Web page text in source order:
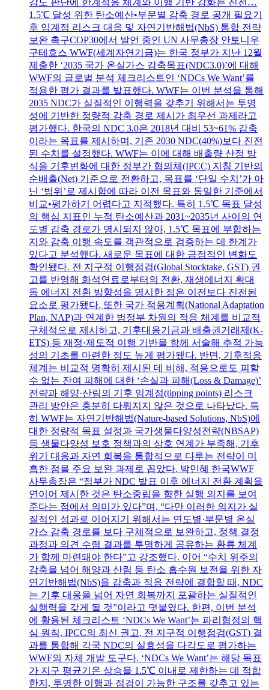
강도 판단에 한계적응 체계와 이행 기반 강화는 진전…
1.5℃ 달성 위한 탄소예산•부문별 감축 경로 공개 필요기
후 임계점 리스크 대응 및 자연기반해법(NbS) 통합 전략
보완 촉구COP30에서 발언 중인 UN 사무총장 안토니우
구테흐스 WWF(세계자연기금)는 한국 정부가 지난 12월
제출한 ‘2035 국가 온실가스 감축목표(NDC3.0)’에 대해
WWF의 글로벌 분석 체크리스트인 ‘NDCs We Want’를
적용한 평가 결과를 발표했다. WWF는 이번 분석을 통해
2035 NDC가 실질적인 이행력을 갖추기 위해서는 투명
성에 기반한 정량적 감축 경로 제시가 최우선 과제라고
평가했다. 한국의 NDC 3.0은 2018년 대비 53~61% 감축
이라는 목표를 제시하며, 기존 2030 NDC(40%)보다 진전
된 수치를 설정했다. WWF는 이에 대해 배출량 산정 방
식을 기후변화에 대한 정부간 협의체(IPCC) 지침 기반의
순배출(Net) 기준으로 전환하고, 목표를 ‘단일 수치’가 아
닌 ‘범위’로 제시함에 따라 이전 목표와 동일한 기준에서
비교•평가하기 어렵다고 지적했다. 특히 1.5℃ 목표 달성
의 핵심 지표인 누적 탄소예산과 2031~2035년 사이의 연
도별 감축 경로가 명시되지 않아, 1.5℃ 목표에 부합하는
지와 감축 이행 속도를 객관적으로 검증하는 데 한계가
있다고 분석했다. 새로운 목표에 대한 긍정적인 변화도
확인됐다. 전 지구적 이행점검(Global Stocktake, GST) 권
고를 반영해 화석연료로부터의 전환, 재생에너지 확대
등 에너지 전환 방향성을 명시한 점은 이전보다 진전된
요소로 평가됐다. 또한 국가 적응계획(National Adaptation
Plan, NAP)과 연계한 범정부 차원의 적응 체계를 비교적
구체적으로 제시하고, 기후대응기금과 배출권거래제(K-
ETS) 등 재정·제도적 이행 기반을 함께 서술해 추적 가능
성의 기초를 마련한 점도 높게 평가됐다. 반면, 기후적응
체계는 비교적 명확히 제시된 데 비해, 적응으로도 피할
수 없는 잔여 피해에 대한 ‘손실과 피해(Loss & Damage)’
전략과 해양·산림의 기후 임계점(tipping points) 리스크
관리 방안은 충분히 다뤄지지 않은 것으로 나타났다. 특
히 WWF는 자연기반해법(Nature-based Solutions, NbS)에
대한 정량적 목표 설정과 국가생물다양성전략(NBSAP)
등 생물다양성 보호 정책과의 상호 연계가 부족해, 기후
위기 대응과 자연 회복을 통합적으로 다루는 전략이 미
흡한 점을 주요 보완 과제로 꼽았다. 박민혜 한국WWF
사무총장은 “정부가 NDC 발표 이후 에너지 전환 계획을
연이어 제시한 것은 탄소중립을 향한 실행 의지를 보여
준다는 점에서 의미가 있다”며, “다만 이러한 의지가 실
질적인 성과로 이어지기 위해서는 연도별·부문별 온실
가스 감축 경로를 보다 구체적으로 보완하고, 정책 결정
과정과 의견 수렴 결과를 투명하게 공유하는 환류 체계
가 함께 마련돼야 한다”고 강조했다. 이어 “수치 위주의
감축을 넘어 해양과 산림 등 탄소 흡수원 보전을 위한 자
연기반해법(NbS)을 감축과 적응 전략에 결합할 때, NDC
는 기후 대응을 넘어 자연 회복까지 포괄하는 실질적인
실행력을 갖게 될 것”이라고 덧붙였다. 한편, 이번 분석
에 활용된 체크리스트 ‘NDCs We Want’는 파리협정의 핵
심 원칙, IPCC의 최신 권고, 전 지구적 이행점검(GST) 결
과를 통합해 각국 NDC의 실효성을 다각도로 평가하는
WWF의 자체 개발 도구다. ‘NDCs We Want’는 해당 목표
가 지구 평균기온 상승을 1.5℃ 이내로 제한하는 데 적합
한지, 투명한 이행과 점검이 가능한 구조를 갖추고 있는